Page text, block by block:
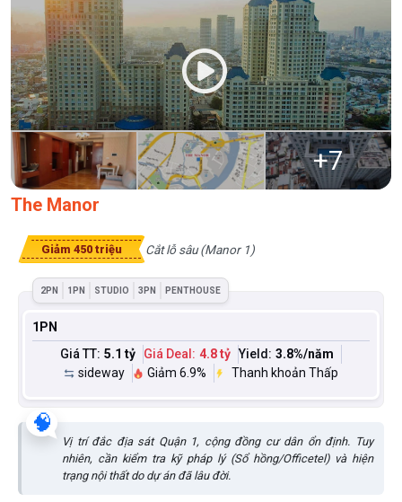
+7
The Manor
Giảm 450 triệu Cắt lỗ sâu (Manor 1)
2PN 1PN STUDIO 3PN PENTHOUSE
1PN
Giá TT: 5.1 tỷ Giá Deal: 4.8 tỷ Yield: 3.8%/năm
sideway
Giảm 6.9% Thanh khoản Thấp
🧠
Vị trí đắc địa sát Quận 1, cộng đồng cư dân ổn định. Tuy
nhiên, cần kiểm tra kỹ pháp lý (Sổ hồng/Officetel) và hiện
trạng nội thất do dự án đã lâu đời.